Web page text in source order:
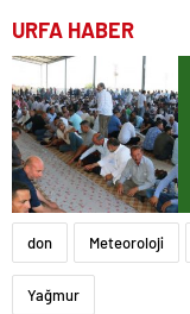
URFA HABER
don Meteoroloji
Yağmur